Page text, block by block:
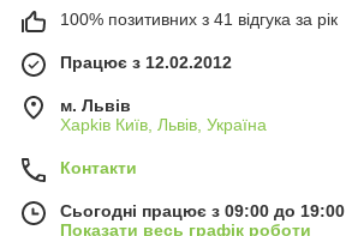
100% позитивних з 41 відгука за рік
Працює з 12.02.2012
м. Львів
Харkiв Київ, Львів, Україна
Контакти
Сьогодні працює з 09:00 до 19:00
Показати весь графік роботи